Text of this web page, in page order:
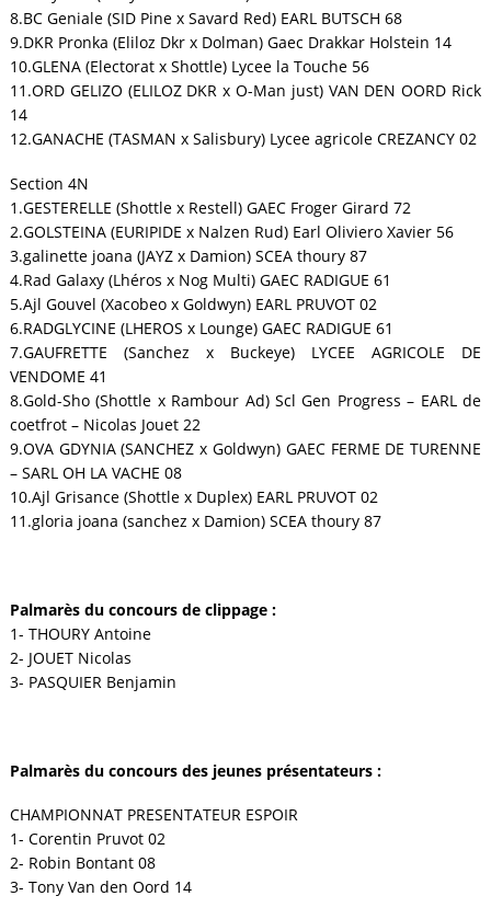
8.BC Geniale (SID Pine x Savard Red) EARL BUTSCH 68
9.DKR Pronka (Eliloz Dkr x Dolman) Gaec Drakkar Holstein 14
10.GLENA (Electorat x Shottle) Lycee la Touche 56
11.ORD GELIZO (ELILOZ DKR x O-Man just) VAN DEN OORD Rick
14
12.GANACHE (TASMAN x Salisbury) Lycee agricole CREZANCY 02
Section 4N
1.GESTERELLE (Shottle x Restell) GAEC Froger Girard 72
2.GOLSTEINA (EURIPIDE x Nalzen Rud) Earl Oliviero Xavier 56
3.galinette joana (JAYZ x Damion) SCEA thoury 87
4.Rad Galaxy (Lhéros x Nog Multi) GAEC RADIGUE 61
5.Ajl Gouvel (Xacobeo x Goldwyn) EARL PRUVOT 02
6.RADGLYCINE (LHEROS x Lounge) GAEC RADIGUE 61
7.GAUFRETTE (Sanchez x Buckeye) LYCEE AGRICOLE DE
VENDOME 41
8.Gold-Sho (Shottle x Rambour Ad) Scl Gen Progress – EARL de
coetfrot – Nicolas Jouet 22
9.OVA GDYNIA (SANCHEZ x Goldwyn) GAEC FERME DE TURENNE
– SARL OH LA VACHE 08
10.Ajl Grisance (Shottle x Duplex) EARL PRUVOT 02
11.gloria joana (sanchez x Damion) SCEA thoury 87
Palmarès du concours de clippage :
1- THOURY Antoine
2- JOUET Nicolas
3- PASQUIER Benjamin
Palmarès du concours des jeunes présentateurs :
CHAMPIONNAT PRESENTATEUR ESPOIR
1- Corentin Pruvot 02
2- Robin Bontant 08
3- Tony Van den Oord 14